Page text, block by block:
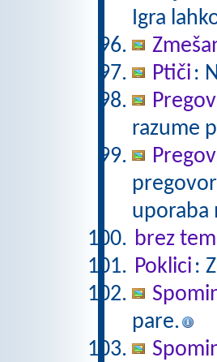
Igra
Ptiči :
razume
uporaba
brez
Poklici :
pare.